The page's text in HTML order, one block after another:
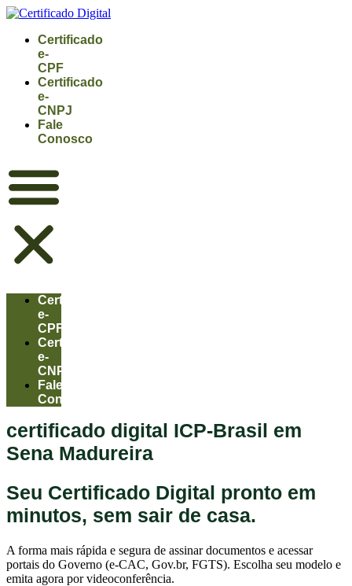
Certificado
e-
CPF
Certificado
e-
CNPJ
Fale
Conosco
Certificado
e-
CPF
Certificado
e-
CNPJ
Fale
Conosco
certificado digital ICP‑Brasil em
Sena Madureira
Seu Certificado Digital pronto em
minutos, sem sair de casa.
A forma mais rápida e segura de assinar documentos e acessar
portais do Governo (e-CAC, Gov.br, FGTS). Escolha seu modelo e
emita agora por videoconferência.